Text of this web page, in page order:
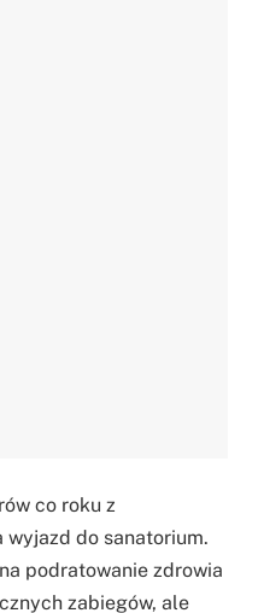
co roku z
do sanatorium.
podratowanie zdrowia
zabiegów, ale